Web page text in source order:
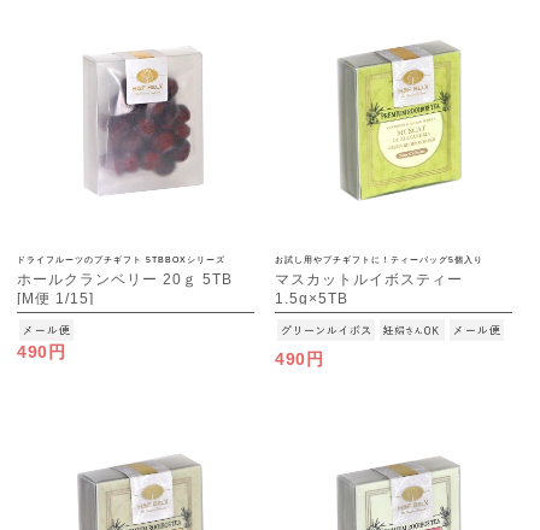
ドライフルーツのプチギフト 5TBBOXシリーズ
ホールクランベリー 20ｇ 5TB
[M便 1/15]
490円
お試し用やプチギフトに！ティーバッグ5個入り
マスカットルイボスティー
1.5g×5TB
[M便 1/15]
490円